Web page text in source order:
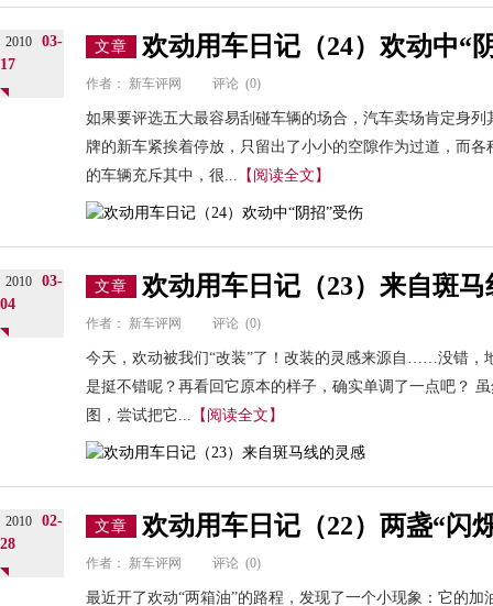
2010
03-
17
文章 欢动用车日记（24）欢动中“
作者： 新车评网 评论 (0)
如果要评选五大最容易刮碰车辆的场合，汽车卖场肯定身
牌的新车紧挨着停放，只留出了小小的空隙作为过道，而
的车辆充斥其中，很... 【阅读全文】
2010
03-
04
文章 欢动用车日记（23）来自斑
作者： 新车评网 评论 (0)
今天，欢动被我们“改装”了！改装的灵感来源自……没错，
是挺不错呢？再看回它原本的样子，确实单调了一点吧？
图，尝试把它... 【阅读全文】
2010
02-
28
文章 欢动用车日记（22）两盏“闪
作者： 新车评网 评论 (0)
最近开了欢动“两箱油”的路程，发现了一个小现象：它的